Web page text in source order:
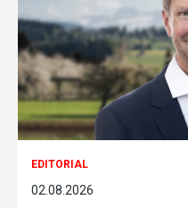
EDITORIAL
02.08.2026